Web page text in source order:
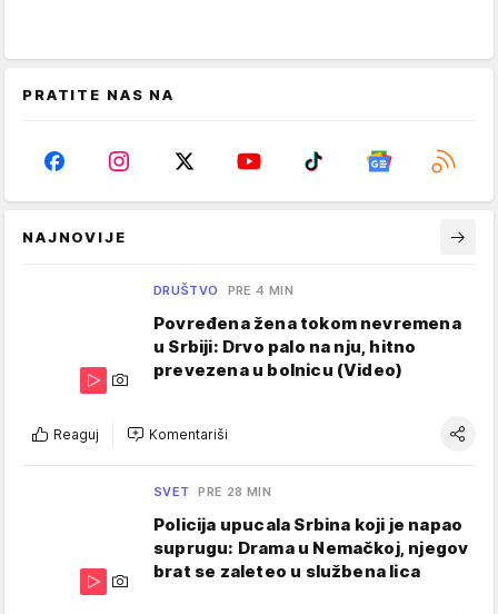
PRATITE NAS NA
NAJNOVIJE
DRUŠTVO PRE 4 MIN
Povređena žena tokom nevremena
u Srbiji: Drvo palo na nju, hitno
prevezena u bolnicu (Video)
Reaguj Komentariši
SVET PRE 28 MIN
Policija upucala Srbina koji je napao
suprugu: Drama u Nemačkoj, njegov
brat se zaleteo u službena lica